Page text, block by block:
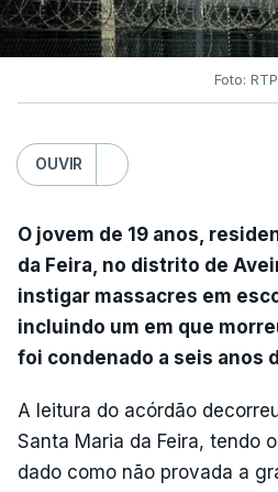
Foto: RTP
OUVIR
O jovem de 19 anos,
da Feira, no distrito de
instigar massacres em
incluindo um em que
foi condenado a seis anos
A leitura do acórdão
Santa Maria da Feira, tendo
dado como não provada a